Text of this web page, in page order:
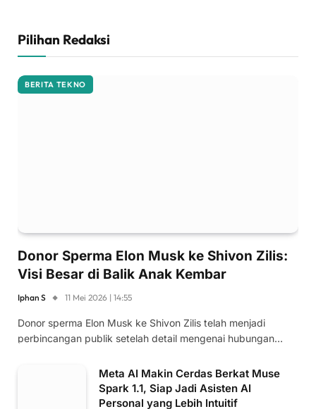
Pilihan Redaksi
BERITA TEKNO
Donor Sperma Elon Musk ke Shivon Zilis:
Visi Besar di Balik Anak Kembar
Iphan S 11 Mei 2026 | 14:55
Donor sperma Elon Musk ke Shivon Zilis telah menjadi
perbincangan publik setelah detail mengenai hubungan…
Meta AI Makin Cerdas Berkat Muse
Spark 1.1, Siap Jadi Asisten AI
Personal yang Lebih Intuitif